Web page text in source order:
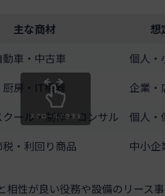
主な商材 想
車・中古車 個人・
厨房・IT機器 企業・
ール・制作・コンサル 個人・
・利回り商品 中小企
スクロールできます
相性が良い役務や設備のリース